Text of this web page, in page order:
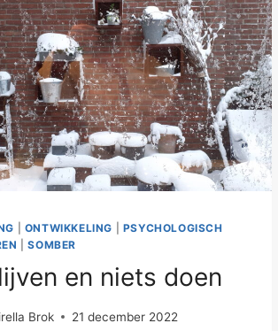
ONTWIKKELING
PSYCHOLOGISCH
|SOMBER
en niets doen
Brok 21 december 2022